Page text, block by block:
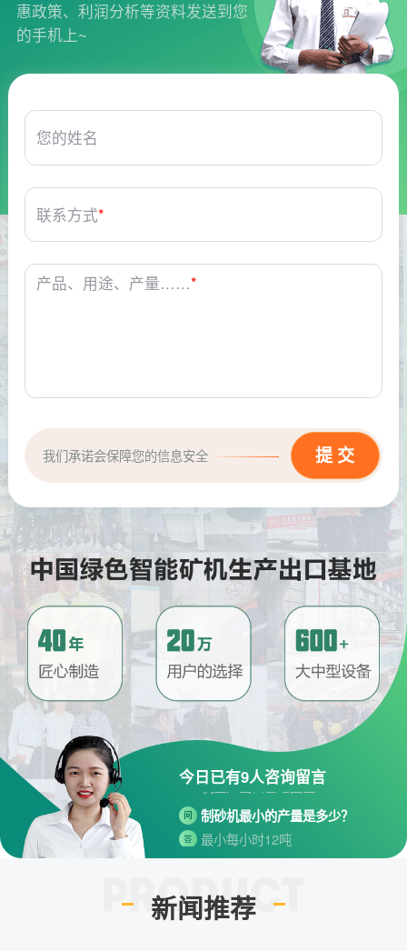
惠政策、利润分析等资料发送到您
的手机上~
您的姓名
联系方式*
产品、用途、产量……*
我们承诺会保障您的信息安全
今日已有9人咨询留言
问 请问厂家地址在哪？
河南省郑州市高新技术开发区梧
桐街与红松路交叉口中国高端矿
机生产出口基地园区
问 制砂机最小的产量是多少？
答 最小每小时12吨
问 移动破碎机时产多少方？
问 红星制砂机在环保上达标吗？
新闻推荐